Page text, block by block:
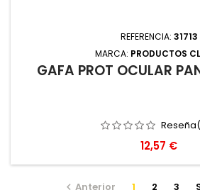
REFERENCIA: 31713
MARCA: PRODUCTOS
GAFA PROT OCULAR
Precio
12,57 €
 Anterior 1 2 3